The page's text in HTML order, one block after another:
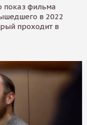
показ фильма
в 2022
проходит в